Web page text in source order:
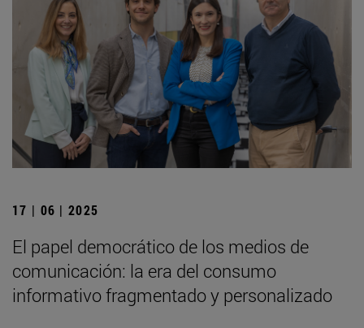
17 | 06 | 2025
El papel democrático de los medios de
comunicación: la era del consumo
informativo fragmentado y personalizado